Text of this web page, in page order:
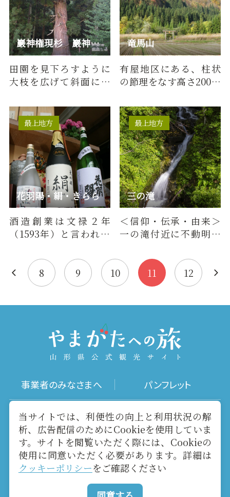
巖神権現杉 巖神権現のクロベ
田園を見下ろすように
大枝を広げて斜面に立
に御神木として祀られ
ている…
竜馬山
有屋地区にある、柱状
の節理をなす高さ200ｍ
こるこの山は、山中に
12神を…
花羽陽・絹・きらら
最上地方
酒造創業は文禄２年
（1593年）と言われ、
こだわり、手塩にかけ
られた吟醸…
三の滝
最上地方
＜信仰・伝承・由来＞
一の滝付近に不動明王
差：7ｍ形態：渓流瀑難
易度：中…
8 9 10 11 12
事業者のみなさまへ パンフレット
写真ダウンロード 動画ギャラリー
お役立ちリンク 当サイトについて
メールマガジン お問い合わせ
当サイトでは、利便性の向上と利用状況の解
析、広告配信のためにCookieを使用していま
す。サイトを閲覧いただく際には、Cookieの
使用に同意いただく必要があります。詳細は
クッキーポリシーをご確認ください